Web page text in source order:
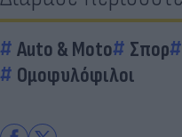
Auto & Moto Σπορ
Ομοφυλόφιλοι